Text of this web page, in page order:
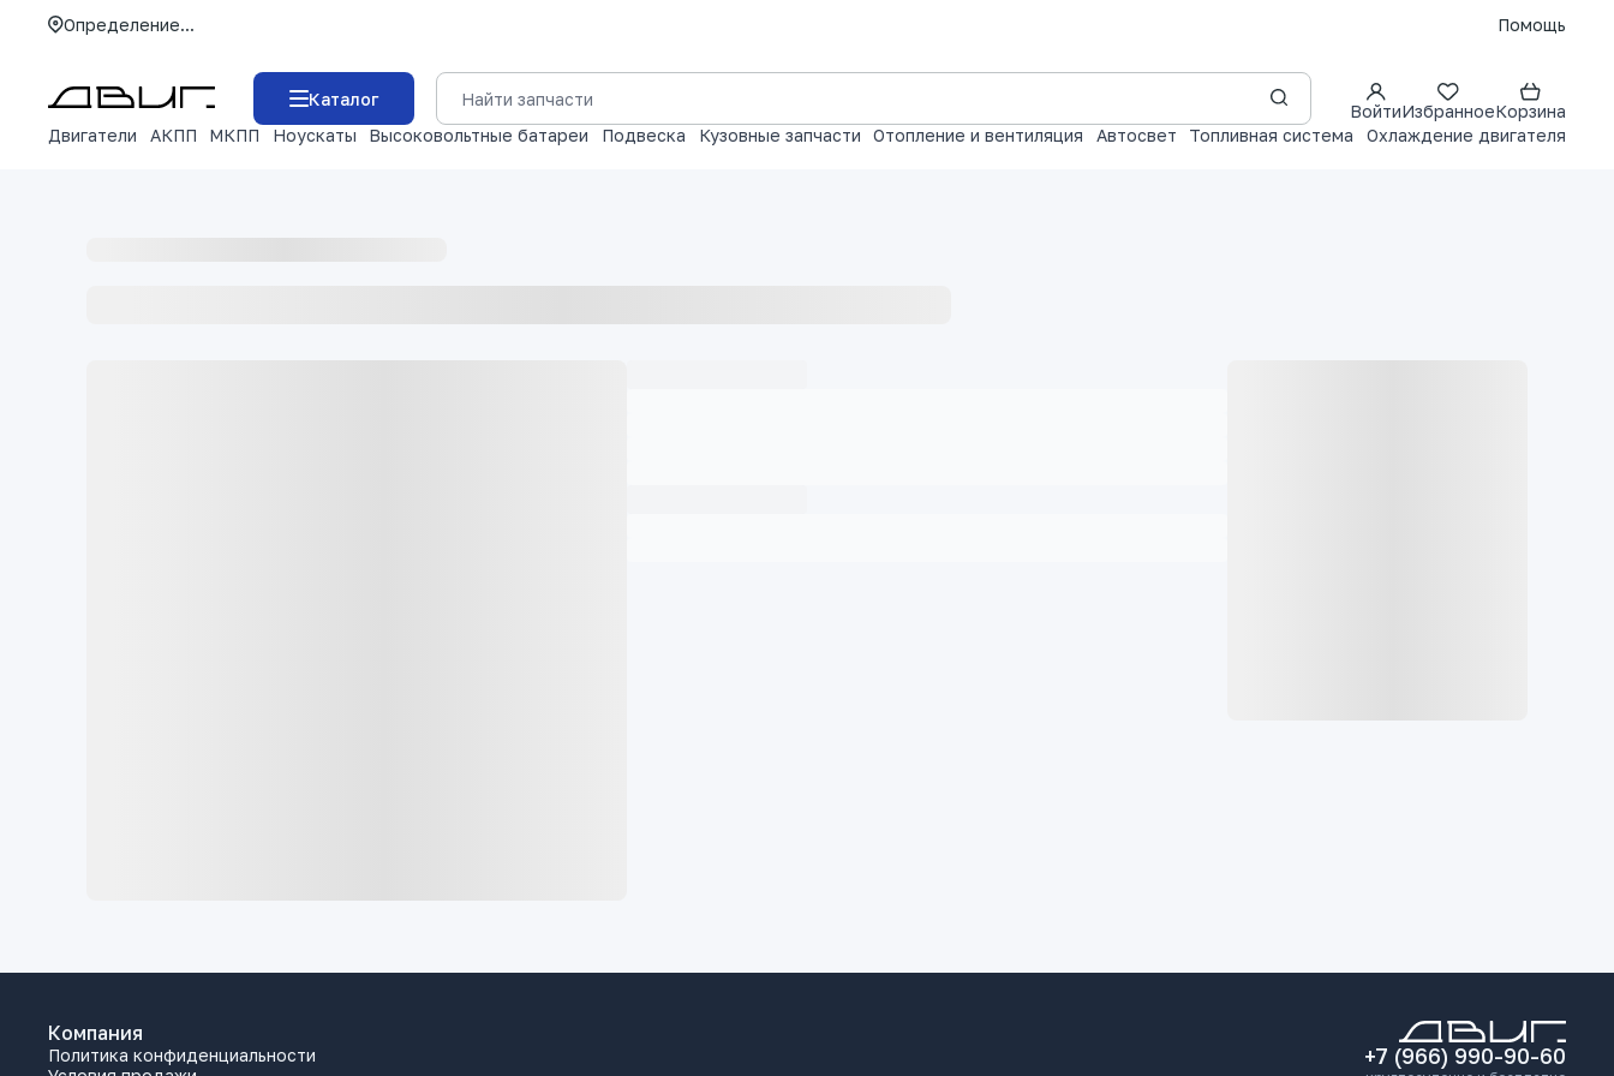
Определение... Помощь
Каталог
ВойтиИзбранноеКорзина
Двигатели
АКПП МКПП Ноускаты Высоковольтные батареи Подвеска Кузовные запчасти Отопление и вентиляция Автосвет Топливная система Охлаждение двигателя
Компания
Политика конфиденциальности
+7 (966) 990-90-60